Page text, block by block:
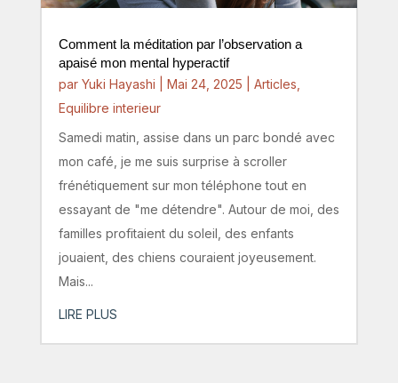
Comment la méditation par l’observation a
apaisé mon mental hyperactif
par Yuki Hayashi Mai 24, 2025 Articles
Equilibre interieur
Samedi matin, assise dans un parc bondé avec
mon café, je me suis surprise à scroller
frénétiquement sur mon téléphone tout en
essayant de "me détendre". Autour de moi, des
familles profitaient du soleil, des enfants
jouaient, des chiens couraient joyeusement.
Mais...
LIRE PLUS